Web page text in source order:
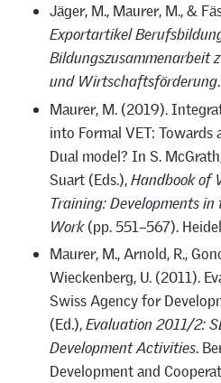
Jäger, M., Maurer, M., &
Exportartikel
Bildungszusammenarbeit
und Wirtschaftsförderung
Maurer, M. (2019).
into Formal VET:
Dual model? In S.
Suart (Eds.),Handbook of
Training: Developments
Work(pp. 551–567).
Maurer, M., Arnold, R.,
Wieckenberg, U. (2011).
Swiss Agency for
(Ed.),Evaluation 2011/2:
Development Activities.
Development and